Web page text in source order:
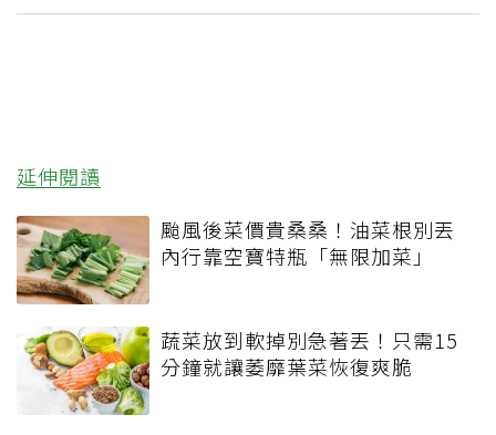
延伸閱讀
颱風後菜價貴桑桑！油菜根別丟
內行靠空寶特瓶「無限加菜」
蔬菜放到軟掉別急著丟！只需15
分鐘就讓萎靡葉菜恢復爽脆